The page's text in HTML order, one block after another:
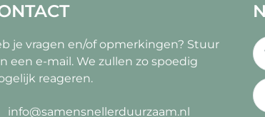
je vragen en/of opmerkingen? Stuur
een e-mail. We zullen zo spoedig
reageren.
info@samensnellerduurzaam.nl